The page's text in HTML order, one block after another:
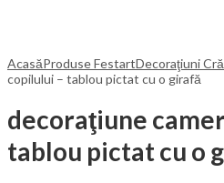
AcasăProduse FestartDecoraţiuni
copilului – tablou pictat cu o girafă
decoraţiune
tablou pictat cu o